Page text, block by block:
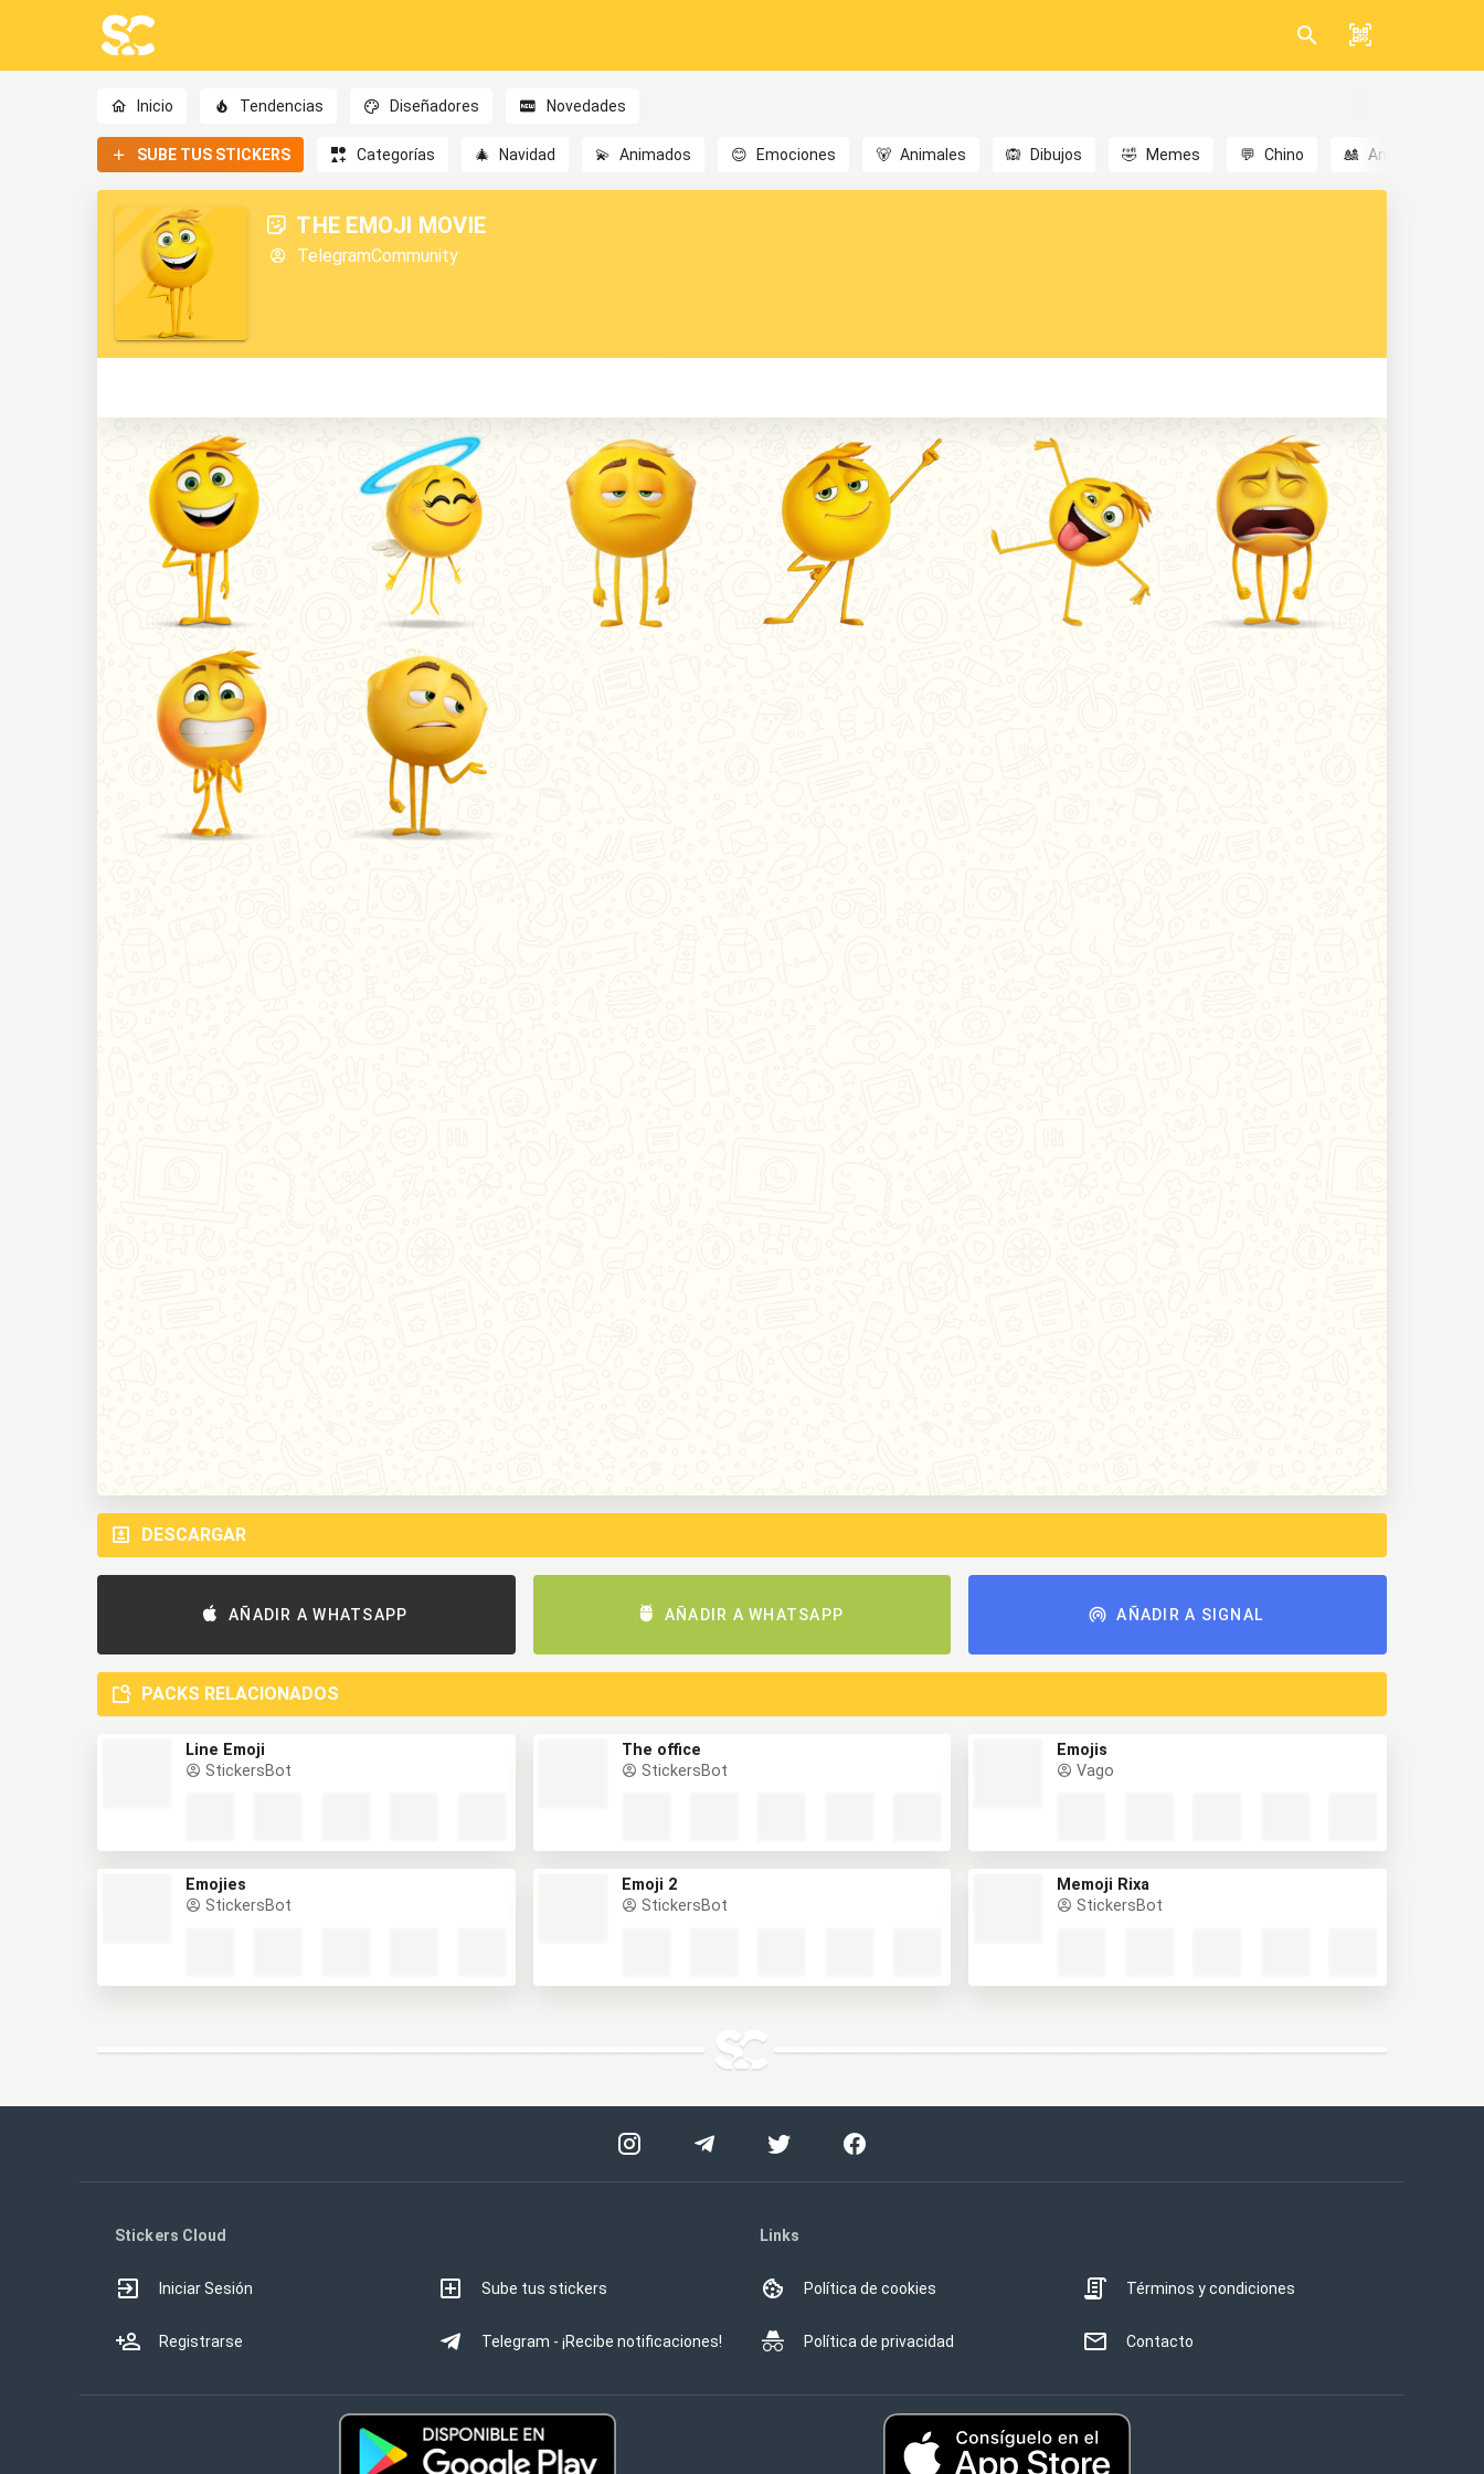
Inicio Tendencias Diseñadores Novedades
SUBE TUS STICKERS Categorías 🎄 Navidad 💫 Animados 😊 Emociones 🐻 Animales 🙉 Dibujos 🤣 Memes 💬 Chino 🎎 Anime
THE EMOJI MOVIE
TelegramCommunity
DESCARGAR
AÑADIR A WHATSAPP AÑADIR A WHATSAPP AÑADIR A SIGNAL
PACKS RELACIONADOS
Line Emoji
StickersBot
The office
StickersBot
Emojis
Vago
Emojies
StickersBot
Emoji 2
StickersBot
Memoji Rixa
StickersBot
Stickers Cloud
Iniciar Sesión
Registrarse
Sube tus stickers
Telegram - ¡Recibe notificaciones!
Links
Política de cookies
Política de privacidad
Términos y condiciones
Contacto